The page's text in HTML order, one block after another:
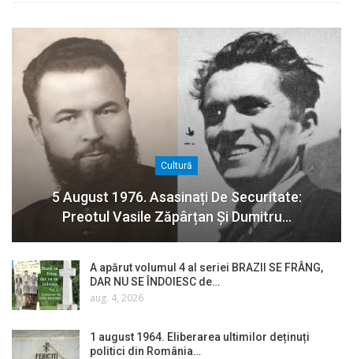
Cultură
5 August 1976. Asasinați De Securitate:
Preotul Vasile Zăpârțan Și Dumitru…
A apărut volumul 4 al seriei BRAZII SE FRÂNG,
DAR NU SE ÎNDOIESC de…
aug. 4, 2026
1 august 1964. Eliberarea ultimilor deținuți
politici din România…